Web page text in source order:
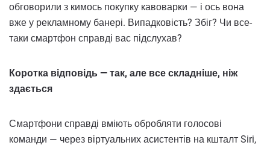
обговорили з кимось покупку кавоварки — і ось вона
вже у рекламному банері. Випадковість? Збіг? Чи все-
таки смартфон справді вас підслухав?
Коротка відповідь — так, але все складніше, ніж
здається
Смартфони справді вміють обробляти голосові
команди — через віртуальних асистентів на кшталт Siri,